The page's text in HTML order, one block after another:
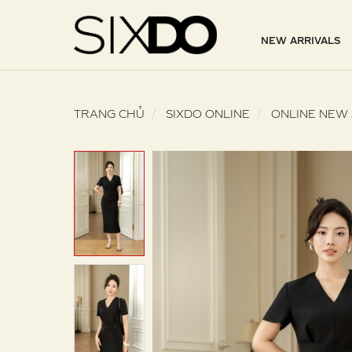
NEW ARRIVALS
TRANG CHỦ SIXDO ONLINE ONLINE NEW